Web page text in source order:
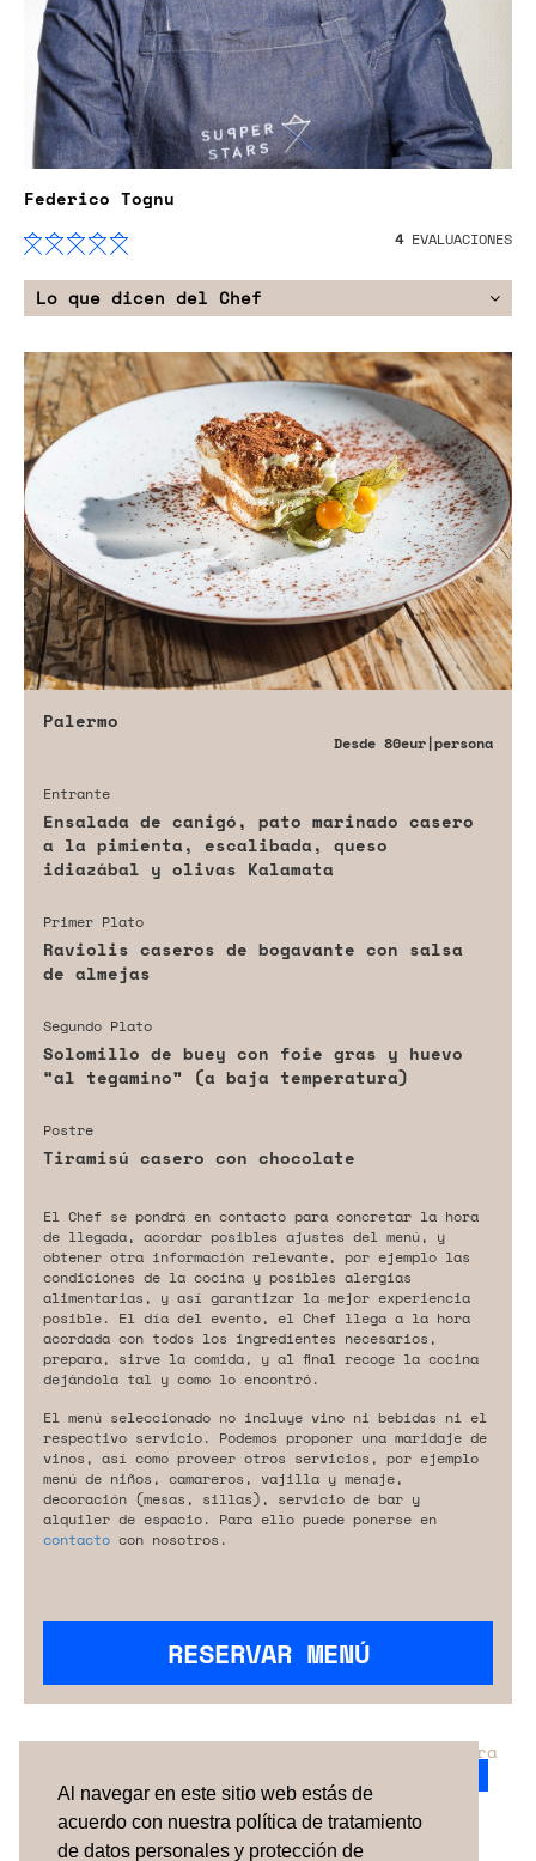
Al navegar en este sitio web estás de
acuerdo con nuestra política de tratamiento
de datos personales y protección de
Federico Tognu
4EVALUACIONES
Lo que dicen del Chef
Palermo
Desde 80eur|persona
Entrante
Ensalada de canigó, pato marinado casero
a la pimienta, escalibada, queso
idiazábal y olivas Kalamata
Primer Plato
Raviolis caseros de bogavante con salsa
de almejas
Segundo Plato
Solomillo de buey con foie gras y huevo
“al tegamino” (a baja temperatura)
Postre
Tiramisú casero con chocolate
El Chef se pondrá en contacto para concretar la hora
de llegada, acordar posibles ajustes del menú, y
obtener otra información relevante, por ejemplo las
condiciones de la cocina y posibles alergias
alimentarias, y así garantizar la mejor experiencia
posible. El día del evento, el Chef llega a la hora
acordada con todos los ingredientes necesarios,
prepara, sirve la comida, y al final recoge la cocina
dejándola tal y como lo encontró.
El menú seleccionado no incluye vino ni bebidas ni el
respectivo servicio. Podemos proponer una maridaje de
vinos, así como proveer otros servicios, por ejemplo
menú de niños, camareros, vajilla y menaje,
decoración (mesas, sillas), servicio de bar y
alquiler de espacio. Para ello puede ponerse en
contacto con nosotros.
RESERVAR MENÚ
¿No has encontrado el servicio perfecto para